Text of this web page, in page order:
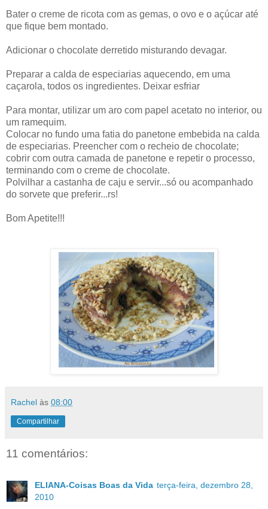
Bater o creme de ricota com as gemas, o ovo e o açúcar até
que fique bem montado.
Adicionar o chocolate derretido misturando devagar.
Preparar a calda de especiarias aquecendo, em uma
caçarola, todos os ingredientes. Deixar esfriar
Para montar, utilizar um aro com papel acetato no interior, ou
um ramequim.
Colocar no fundo uma fatia do panetone embebida na calda
de especiarias. Preencher com o recheio de chocolate;
cobrir com outra camada de panetone e repetir o processo,
terminando com o creme de chocolate.
Polvilhar a castanha de caju e servir...só ou acompanhado
do sorvete que preferir...rs!
Bom Apetite!!!
Rachel às 08:00
Compartilhar
11 comentários:
ELIANA-Coisas Boas da Vida terça-feira, dezembro 28,
2010